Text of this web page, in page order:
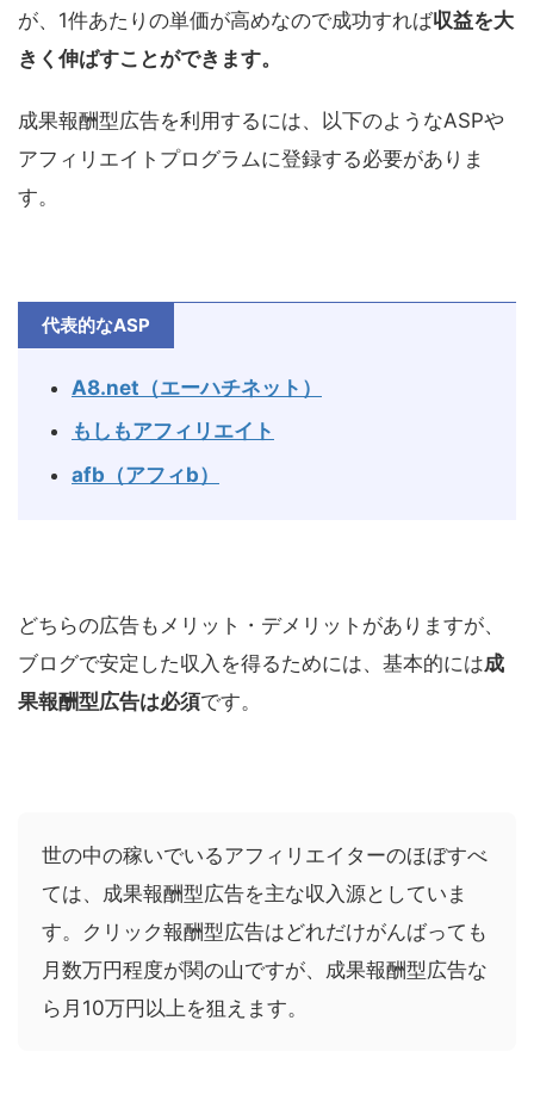
が、1件あたりの単価が高めなので成功すれば収益を大
きく伸ばすことができます。
成果報酬型広告を利用するには、以下のようなASPや
アフィリエイトプログラムに登録する必要がありま
す。
代表的なASP
A8.net（エーハチネット）
もしもアフィリエイト
afb（アフィb）
どちらの広告もメリット・デメリットがありますが、
ブログで安定した収入を得るためには、基本的には成
果報酬型広告は必須です。
世の中の稼いでいるアフィリエイターのほぼすべ
ては、成果報酬型広告を主な収入源としていま
す。クリック報酬型広告はどれだけがんばっても
月数万円程度が関の山ですが、成果報酬型広告な
ら月10万円以上を狙えます。